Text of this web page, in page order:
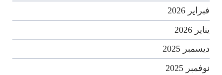
فبراير 2026
يناير 2026
ديسمبر 2025
نوفمبر 2025